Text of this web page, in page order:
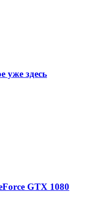
уже здесь
GTX 1080